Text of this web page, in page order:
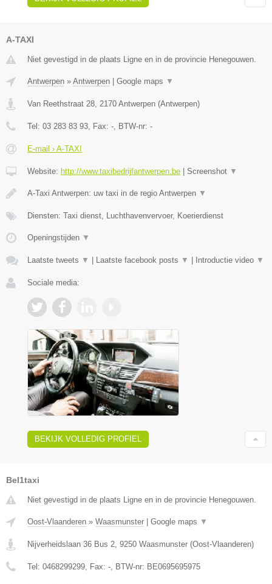
A-TAXI
Niet gevestigd in de plaats Ligne en in de provincie Henegouwen.
Antwerpen » Antwerpen Google maps ▼
Van Reethstraat 28, 2170 Antwerpen (Antwerpen)
Tel: 03 283 83 93, Fax: -, BTW-nr: -
E-mail › A-TAXI
Website: http://www.taxibedrijfantwerpen.be Screenshot ▼
A-Taxi Antwerpen: uw taxi in de regio Antwerpen ▼
Diensten: Taxi dienst, Luchthavenvervoer, Koerierdienst
Openingstijden ▼
Laatste tweets ▼ Laatste facebook posts ▼ Introductie video ▼
Sociale media:
BEKIJK VOLLEDIG PROFIEL
Bel1taxi
Niet gevestigd in de plaats Ligne en in de provincie Henegouwen.
Oost-Vlaanderen » Waasmunster Google maps ▼
Nijverheidslaan 36 Bus 2, 9250 Waasmunster (Oost-Vlaanderen)
Tel: 0468299299, Fax: -, BTW-nr: BE0695695975